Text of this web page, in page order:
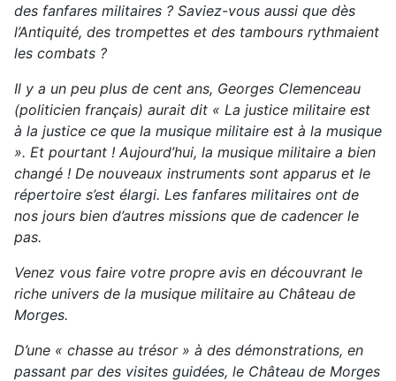
des fanfares militaires ? Saviez-vous aussi que dès
l’Antiquité, des trompettes et des tam­bours rythmaient
les combats ?
Il y a un peu plus de cent ans, Georges Clemenceau
(politicien français) aurait dit « La justice militaire est
à la justice ce que la musique militaire est à la musique
». Et pourtant ! Aujourd’hui, la musique militaire a bien
changé ! De nouveaux instruments sont apparus et le
répertoire s’est élargi. Les fanfares militaires ont de
nos jours bien d’autres missions que de cadencer le
pas.
Venez vous faire votre propre avis en dé­couvrant le
riche univers de la musique militaire au Château de
Morges.
D’une « chasse au trésor » à des démonstra­tions, en
passant par des visites guidées, le Château de Morges